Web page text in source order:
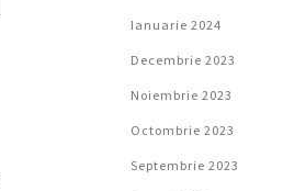
Ianuarie 2024
Decembrie 2023
Noiembrie 2023
Octombrie 2023
Septembrie 2023